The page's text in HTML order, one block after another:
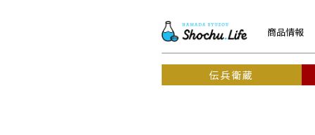
商品情報
伝兵衛蔵